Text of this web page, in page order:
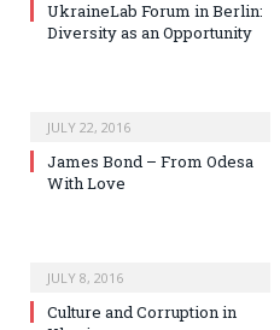
UkraineLab Forum in Berlin:
Diversity as an Opportunity
JULY 22, 2016
James Bond – From Odesa
With Love
JULY 8, 2016
Culture and Corruption in